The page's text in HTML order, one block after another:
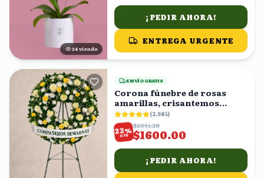
25 viendo
¡PEDIR AHORA!
ENTREGA URGENTE
ENVÍO GRATIS
Corona fúnebre de rosas
amarillas, crisantemos
blancos y follaje
(2,985)
22%
OFF
$2051.28
$1600.00
¡PEDIR AHORA!